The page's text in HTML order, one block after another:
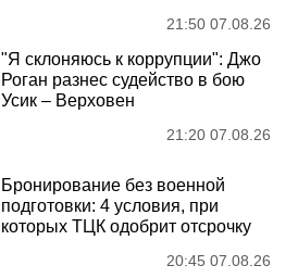
21:50 07.08.26
"Я склоняюсь к коррупции": Джо
Роган разнес судейство в бою
Усик – Верховен
21:20 07.08.26
Бронирование без военной
подготовки: 4 условия, при
которых ТЦК одобрит отсрочку
20:45 07.08.26